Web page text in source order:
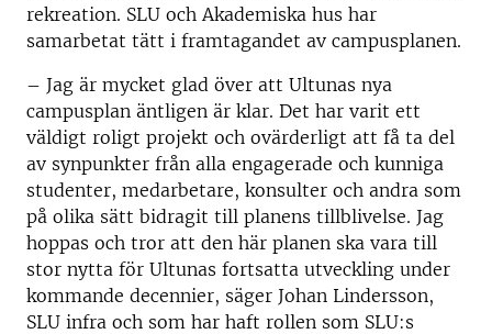
rekreation. SLU och Akademiska hus har
samarbetat tätt i framtagandet av campusplanen.
– Jag är mycket glad över att Ultunas nya
campusplan äntligen är klar. Det har varit ett
väldigt roligt projekt och ovärderligt att få ta del
av synpunkter från alla engagerade och kunniga
studenter, medarbetare, konsulter och andra som
på olika sätt bidragit till planens tillblivelse. Jag
hoppas och tror att den här planen ska vara till
stor nytta för Ultunas fortsatta utveckling under
kommande decennier, säger Johan Lindersson,
SLU infra och som har haft rollen som SLU:s